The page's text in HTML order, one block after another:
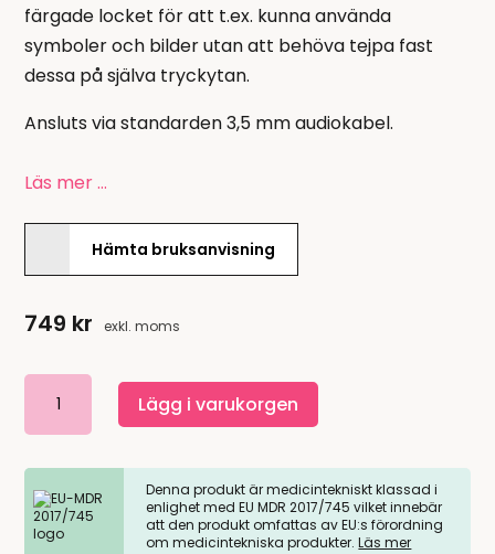
färgade locket för att t.ex. kunna använda
symboler och bilder utan att behöva tejpa fast
dessa på själva tryckytan.
Ansluts via standarden 3,5 mm audiokabel.
Läs mer …
Hämta bruksanvisning
749 kr exkl. moms
Bean
64mm
mängd
Lägg i varukorgen
Denna produkt är medicintekniskt klassad i
enlighet med EU MDR 2017/745 vilket innebär
att den produkt omfattas av EU:s förordning
om medicintekniska produkter.Läs mer